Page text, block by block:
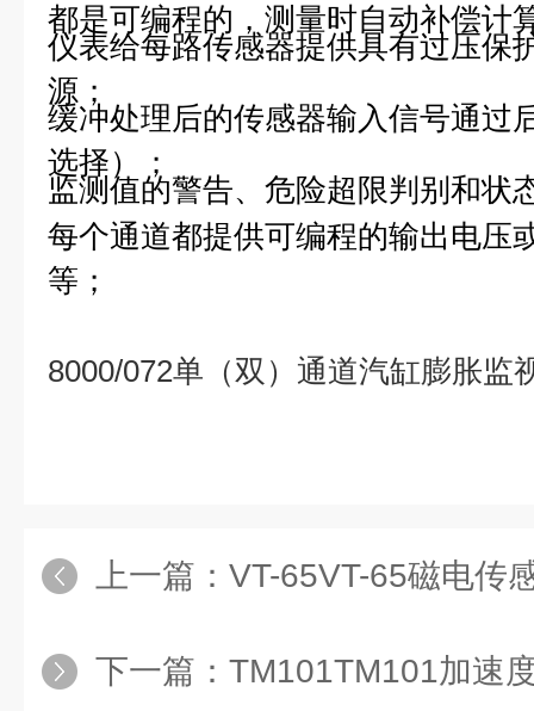
都是可编程的，测量时自动补偿计
仪表给每路传感器提供具有过压保
源；
缓冲处理后的传感器输入信号通过
选择）；
监测值的警告、危险超限判别和状
每个通道都提供可编程的输出电压
等；
8000/072单（双）通道汽缸膨胀监
上一篇： VT-65VT-65磁电传
下一篇： TM101TM101加速度、